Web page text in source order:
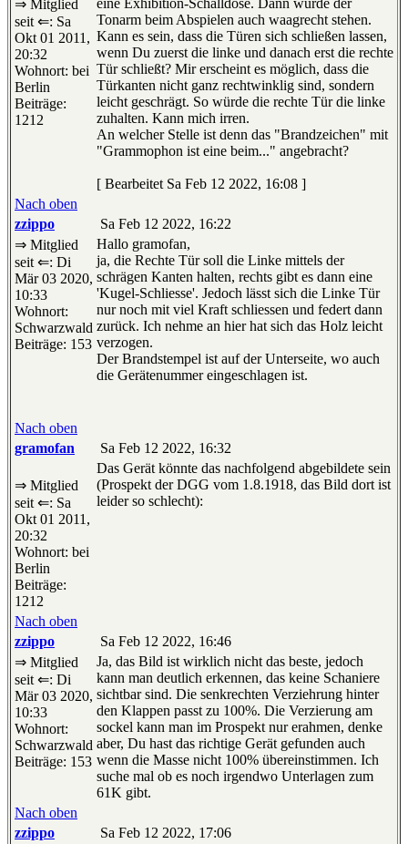
⇒ Mitglied
seit ⇐: Sa
Okt 01 2011,
20:32
Wohnort: bei
Berlin
Beiträge:
1212
eine Exhibition-Schalldose. Dann würde der
Tonarm beim Abspielen auch waagrecht stehen.
Kann es sein, dass die Türen sich schließen lassen,
wenn Du zuerst die linke und danach erst die rechte
Tür schließt? Mir erscheint es möglich, dass die
Türkanten nicht ganz rechtwinklig sind, sondern
leicht geschrägt. So würde die rechte Tür die linke
zuhalten. Kann mich irren.
An welcher Stelle ist denn das "Brandzeichen" mit
"Grammophon ist eine beim..." angebracht?
[ Bearbeitet Sa Feb 12 2022, 16:08 ]
Nach oben
zzippo
Sa Feb 12 2022, 16:22
⇒ Mitglied
seit ⇐: Di
Mär 03 2020,
10:33
Wohnort:
Schwarzwald
Beiträge: 153
Hallo gramofan,
ja, die Rechte Tür soll die Linke mittels der
schrägen Kanten halten, rechts gibt es dann eine
'Kugel-Schliesse'. Jedoch lässt sich die Linke Tür
nur noch mit viel Kraft schliessen und federt dann
zurück. Ich nehme an hier hat sich das Holz leicht
verzogen.
Der Brandstempel ist auf der Unterseite, wo auch
die Gerätenummer eingeschlagen ist.
Nach oben
gramofan
Sa Feb 12 2022, 16:32
⇒ Mitglied
seit ⇐: Sa
Okt 01 2011,
20:32
Wohnort: bei
Berlin
Beiträge:
1212
Das Gerät könnte das nachfolgend abgebildete sein
(Prospekt der DGG vom 1.8.1918, das Bild dort ist
leider so schlecht):
Nach oben
zzippo
Sa Feb 12 2022, 16:46
⇒ Mitglied
seit ⇐: Di
Mär 03 2020,
10:33
Wohnort:
Schwarzwald
Beiträge: 153
Ja, das Bild ist wirklich nicht das beste, jedoch
kann man deutlich erkennen, das keine Schaniere
sichtbar sind. Die senkrechten Verziehrung hinter
den Klappen passt zu 100%. Die Verzierung am
sockel kann man im Prospekt nur erahmen, denke
aber, Du hast das richtige Gerät gefunden auch
wenn die Masse nicht 100% übereinstimmen. Ich
suche mal ob es noch irgendwo Unterlagen zum
61K gibt.
Nach oben
zzippo
Sa Feb 12 2022, 17:06